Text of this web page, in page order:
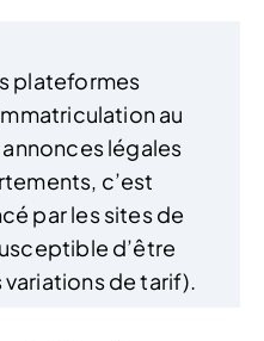
plateformes
au
légales
c’est
par les sites de
d’être
de tarif).